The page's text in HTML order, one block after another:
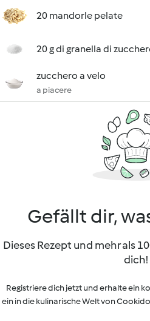
20 mandorle pelate
20 g di granella di
zucchero a velo
a piacere
Gefällt dir,
Dieses Rezept und mehr als
dich!
Registriere dich jetzt und erhalte ein
ein in die kulinarische Welt von